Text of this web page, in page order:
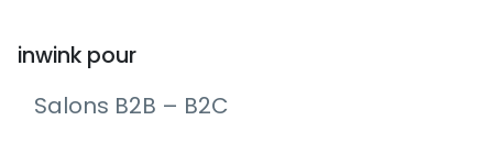
inwink pour
Salons B2B – B2C